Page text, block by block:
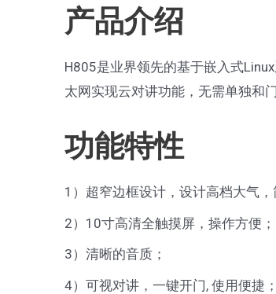
产品介绍
H805是业界领先的基于嵌入式
太网实现云对讲功能，无需单独和
功能特性
1）超窄边框设计，设计高档大气，
2）10寸高清全触摸屏，操作方便；
3）清晰的音质；
4）可视对讲，一键开门, 使用便捷；
讲
室